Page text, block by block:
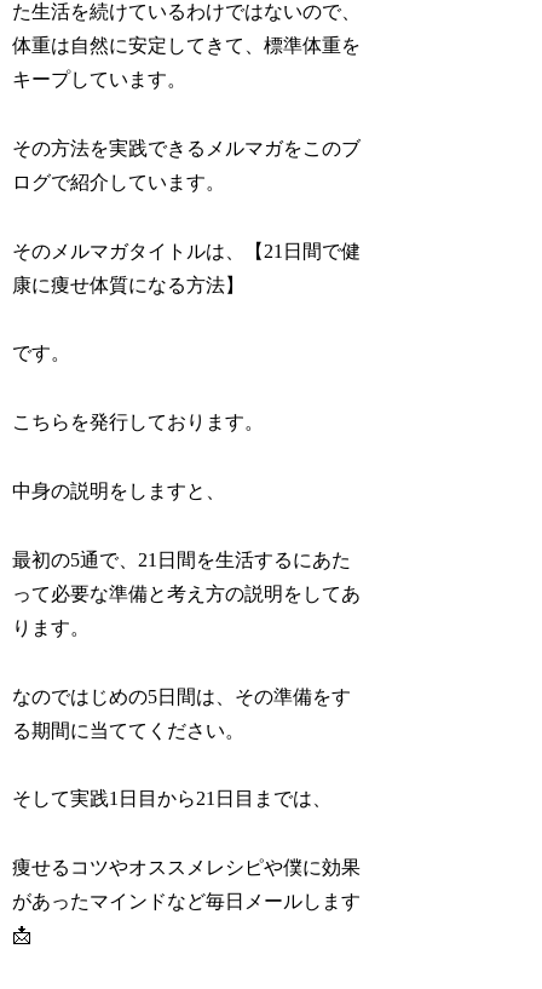
た生活を続けているわけではないので、
体重は自然に安定してきて、標準体重を
キープしています。
その方法を実践できるメルマガをこのブ
ログで紹介しています。
そのメルマガタイトルは、【21日間で健
康に痩せ体質になる方法】
です。
こちらを発行しております。
中身の説明をしますと、
最初の5通で、21日間を生活するにあた
って必要な準備と考え方の説明をしてあ
ります。
なのではじめの5日間は、その準備をす
る期間に当ててください。
そして実践1日目から21日目までは、
痩せるコツやオススメレシピや僕に効果
があったマインドなど毎日メールします
📩